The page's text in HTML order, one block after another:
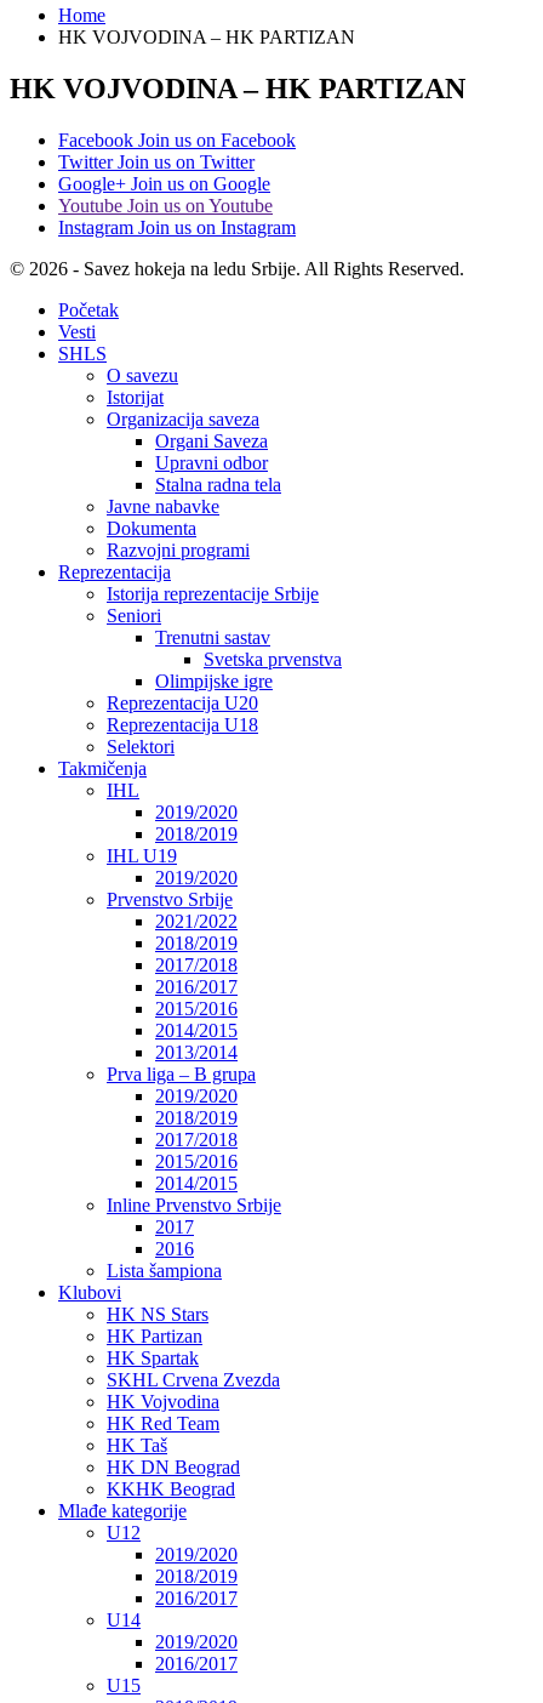
Home
HK VOJVODINA – HK PARTIZAN
HK VOJVODINA – HK PARTIZAN
Facebook Join us on Facebook
Twitter Join us on Twitter
Google+ Join us on Google
Youtube Join us on Youtube
Instagram Join us on Instagram
© 2026 - Savez hokeja na ledu Srbije. All Rights Reserved.
Početak
Vesti
SHLS
O savezu
Istorijat
Organizacija saveza
Organi Saveza
Upravni odbor
Stalna radna tela
Javne nabavke
Dokumenta
Razvojni programi
Reprezentacija
Istorija reprezentacije Srbije
Seniori
Trenutni sastav
Svetska prvenstva
Olimpijske igre
Reprezentacija U20
Reprezentacija U18
Selektori
Takmičenja
IHL
2019/2020
2018/2019
IHL U19
2019/2020
Prvenstvo Srbije
2021/2022
2018/2019
2017/2018
2016/2017
2015/2016
2014/2015
2013/2014
Prva liga – B grupa
2019/2020
2018/2019
2017/2018
2015/2016
2014/2015
Inline Prvenstvo Srbije
2017
2016
Lista šampiona
Klubovi
HK NS Stars
HK Partizan
HK Spartak
SKHL Crvena Zvezda
HK Vojvodina
HK Red Team
HK Taš
HK DN Beograd
KKHK Beograd
Mlađe kategorije
U12
2019/2020
2018/2019
2016/2017
U14
2019/2020
2016/2017
U15